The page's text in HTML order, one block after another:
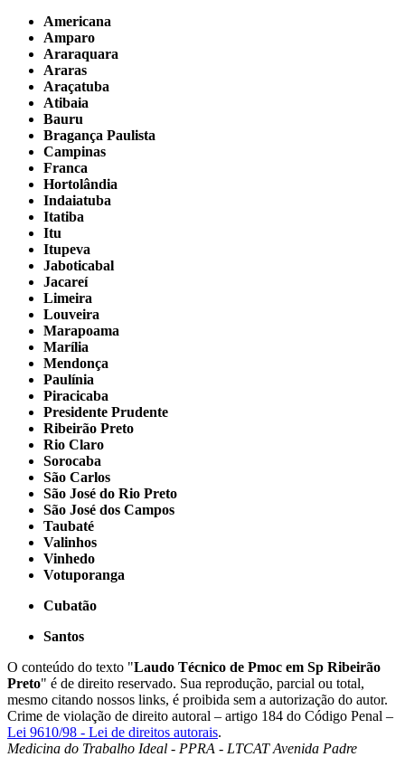
Americana
Amparo
Araraquara
Araras
Araçatuba
Atibaia
Bauru
Bragança Paulista
Campinas
Franca
Hortolândia
Indaiatuba
Itatiba
Itu
Itupeva
Jaboticabal
Jacareí
Limeira
Louveira
Marapoama
Marília
Mendonça
Paulínia
Piracicaba
Presidente Prudente
Ribeirão Preto
Rio Claro
Sorocaba
São Carlos
São José do Rio Preto
São José dos Campos
Taubaté
Valinhos
Vinhedo
Votuporanga
Cubatão
Santos
O conteúdo do texto "Laudo Técnico de Pmoc em Sp Ribeirão
Preto" é de direito reservado. Sua reprodução, parcial ou total,
mesmo citando nossos links, é proibida sem a autorização do autor.
Crime de violação de direito autoral – artigo 184 do Código Penal –
Lei 9610/98 - Lei de direitos autorais.
Medicina do Trabalho Ideal - PPRA - LTCATAvenida Padre